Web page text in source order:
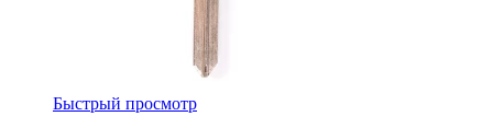
Быстрый просмотр